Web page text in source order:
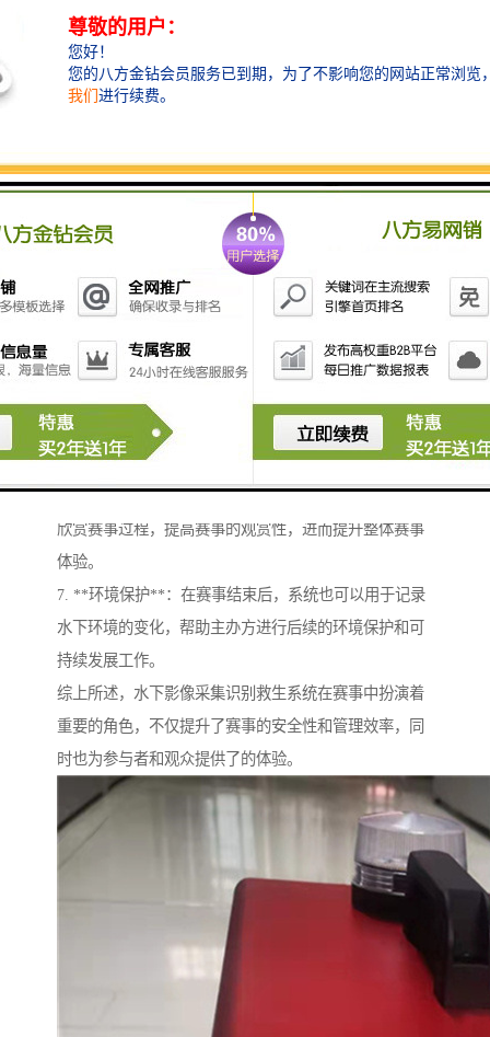
影像采集技术，及时获取赛事现场的水下情况，为运动
员和救援人员提供重要的信息支持。
2. **运动员安全**：通过对水下环境的监测，系统可以
员的安全性，及时发出警报，防止意外事故发生。
保每位运动员的表现被准确记录，帮助裁判进行及时的
4. **数据分析**：采用影像识别技术，可以对赛事进行
和运动员进行总结和改进。
5. **救援响应**：在出现紧急情况时，系统能迅速确定
运动员的具置，协助救援团队进行快速响应，提高救援
效率和成功率。
6. **提升赛事体验**：通过量的水下影像，观众可以地
欣赏赛事过程，提高赛事的观赏性，进而提升整体赛事
体验。
7. **环境保护**：在赛事结束后，系统也可以用于记录
水下环境的变化，帮助主办方进行后续的环境保护和可
持续发展工作。
综上所述，水下影像采集识别救生系统在赛事中扮演着
重要的角色，不仅提升了赛事的安全性和管理效率，同
时也为参与者和观众提供了的体验。